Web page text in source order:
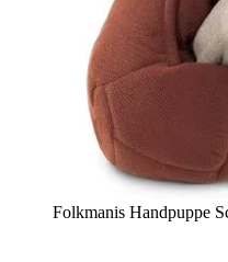
Folkmanis Handpuppe